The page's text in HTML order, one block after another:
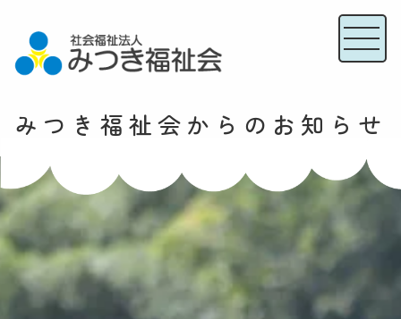
みつき福祉会からのお知らせ